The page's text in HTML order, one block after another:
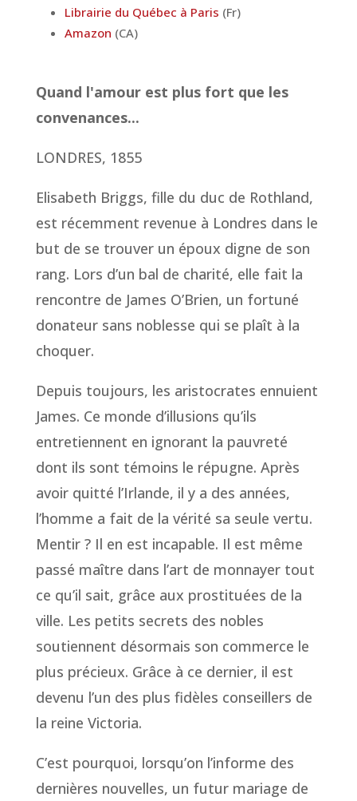
Librairie du Québec à Paris (Fr)
Amazon (CA)
Quand l'amour est plus fort que les
convenances...
LONDRES, 1855
Elisabeth Briggs, fille du duc de Rothland,
est récemment revenue à Londres dans le
but de se trouver un époux digne de son
rang. Lors d’un bal de charité, elle fait la
rencontre de James O’Brien, un fortuné
donateur sans noblesse qui se plaît à la
choquer.
Depuis toujours, les aristocrates ennuient
James. Ce monde d’illusions qu’ils
entretiennent en ignorant la pauvreté
dont ils sont témoins le répugne. Après
avoir quitté l’Irlande, il y a des années,
l’homme a fait de la vérité sa seule vertu.
Mentir ? Il en est incapable. Il est même
passé maître dans l’art de monnayer tout
ce qu’il sait, grâce aux prostituées de la
ville. Les petits secrets des nobles
soutiennent désormais son commerce le
plus précieux. Grâce à ce dernier, il est
devenu l’un des plus fidèles conseillers de
la reine Victoria.
C’est pourquoi, lorsqu’on l’informe des
dernières nouvelles, un futur mariage de